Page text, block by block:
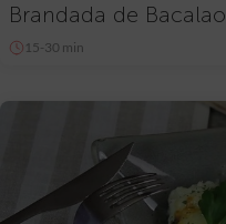
Brandada de Bacalao
15-30 min